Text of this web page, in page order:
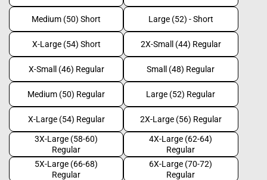
Medium (50) Short Large (52) - Short
X-Large (54) Short 2X-Small (44) Regular
X-Small (46) Regular Small (48) Regular
Medium (50) Regular Large (52) Regular
X-Large (54) Regular 2X-Large (56) Regular
3X-Large (58-60)
Regular
4X-Large (62-64)
Regular
5X-Large (66-68)
Regular
6X-Large (70-72)
Regular